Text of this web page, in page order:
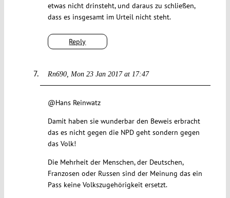
Reply
etwas nicht drinsteht, und daraus zu schließen,
dass es insgesamt im Urteil nicht steht.
Rn690 Mon 23 Jan 2017 at 17:47
@Hans Reinwatz
Damit haben sie wunderbar den Beweis erbracht
das es nicht gegen die NPD geht sondern gegen
das Volk!
Die Mehrheit der Menschen, der Deutschen,
Franzosen oder Russen sind der Meinung das ein
Pass keine Volkszugehörigkeit ersetzt.